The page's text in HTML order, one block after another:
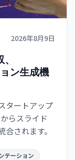
2026年8月9日
ン生成機
タートアップ
らスライド
されます。
テーション